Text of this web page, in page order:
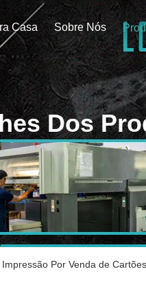
Casa Sobre Nós
Dos
Por Venda de